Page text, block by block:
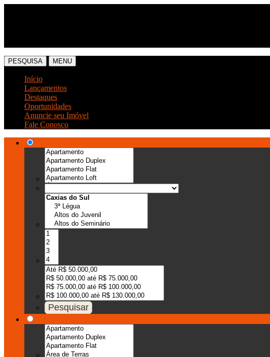
PESQUISA MENU
Início
Lançamentos
Destaques
Oportunidades
Anuncie seu Imóvel
Fale Conosco